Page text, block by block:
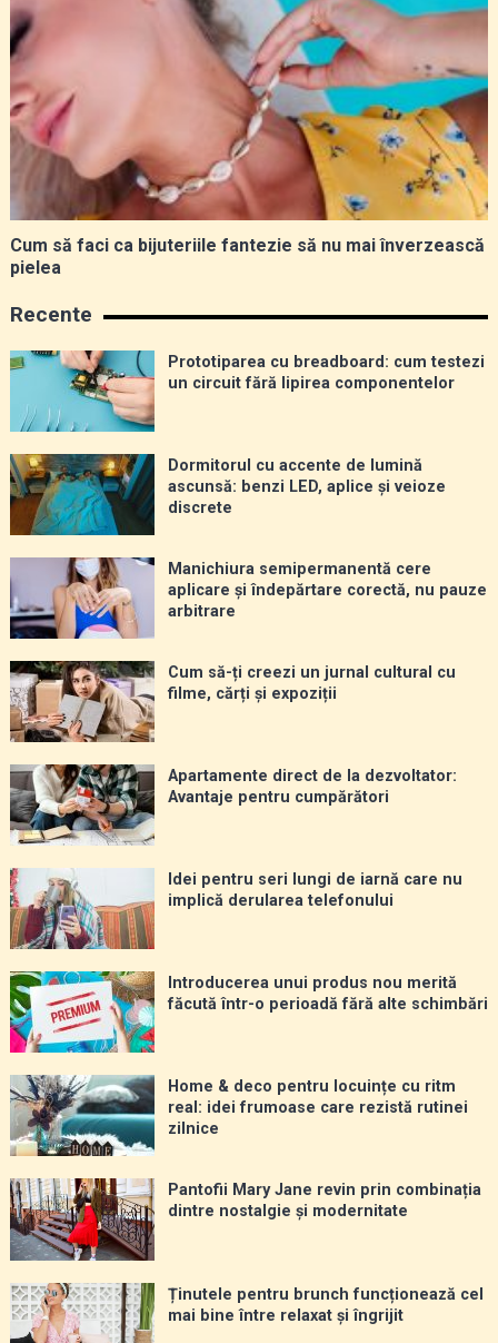
Cum să faci ca bijuteriile fantezie să nu mai înverzească
pielea
Recente
Prototiparea cu breadboard: cum testezi
un circuit fără lipirea componentelor
Dormitorul cu accente de lumină
ascunsă: benzi LED, aplice și veioze
discrete
Manichiura semipermanentă cere
aplicare și îndepărtare corectă, nu pauze
arbitrare
Cum să-ți creezi un jurnal cultural cu
filme, cărți și expoziții
Apartamente direct de la dezvoltator:
Avantaje pentru cumpărători
Idei pentru seri lungi de iarnă care nu
implică derularea telefonului
Introducerea unui produs nou merită
făcută într-o perioadă fără alte schimbări
Home & deco pentru locuințe cu ritm
real: idei frumoase care rezistă rutinei
zilnice
Pantofii Mary Jane revin prin combinația
dintre nostalgie și modernitate
Ținutele pentru brunch funcționează cel
mai bine între relaxat și îngrijit